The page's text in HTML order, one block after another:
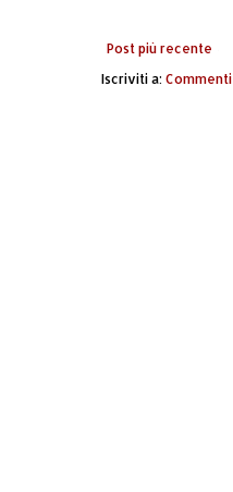
Post più recente
Iscriviti a: